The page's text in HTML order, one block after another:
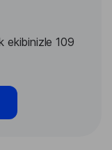
ekibinizle 109